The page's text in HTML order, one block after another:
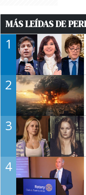
MÁS LEÍDAS DE
1
2
3
4